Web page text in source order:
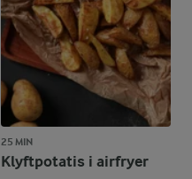
25 MIN
Klyftpotatis i airfryer